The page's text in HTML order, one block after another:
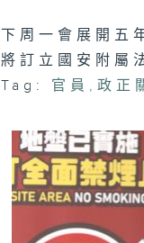
下周一會展開五
將訂立國安附屬
Tag:
官員 ,政正